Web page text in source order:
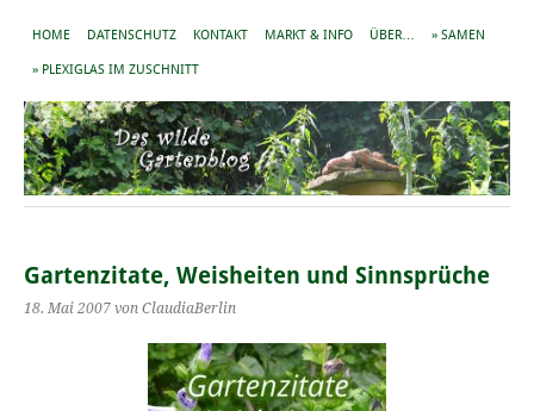
HOME DATENSCHUTZ KONTAKT MARKT & INFO ÜBER… » SAMEN
» PLEXIGLAS IM ZUSCHNITT
Gartenzitate, Weisheiten und Sinnsprüche
18. Mai 2007 von ClaudiaBerlin